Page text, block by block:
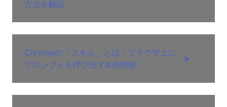
方法を解説
Chromeの「スキル」とは｜ブラウザ上に
プロンプトを呼び出すAI利用術
➤